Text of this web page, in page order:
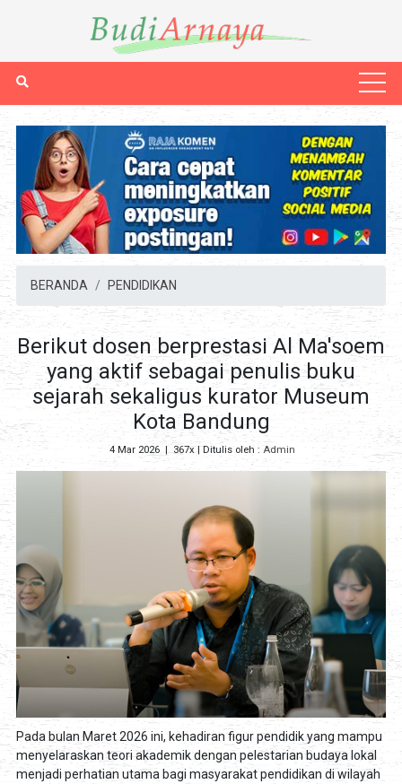
BERANDA PENDIDIKAN
Berikut dosen berprestasi Al Ma'soem
yang aktif sebagai penulis buku
sejarah sekaligus kurator Museum
Kota Bandung
4 Mar 2026| 367x | Ditulis oleh : Admin
Pada bulan Maret 2026 ini, kehadiran figur pendidik yang mampu
menyelaraskan teori akademik dengan pelestarian budaya lokal
menjadi perhatian utama bagi masyarakat pendidikan di wilayah